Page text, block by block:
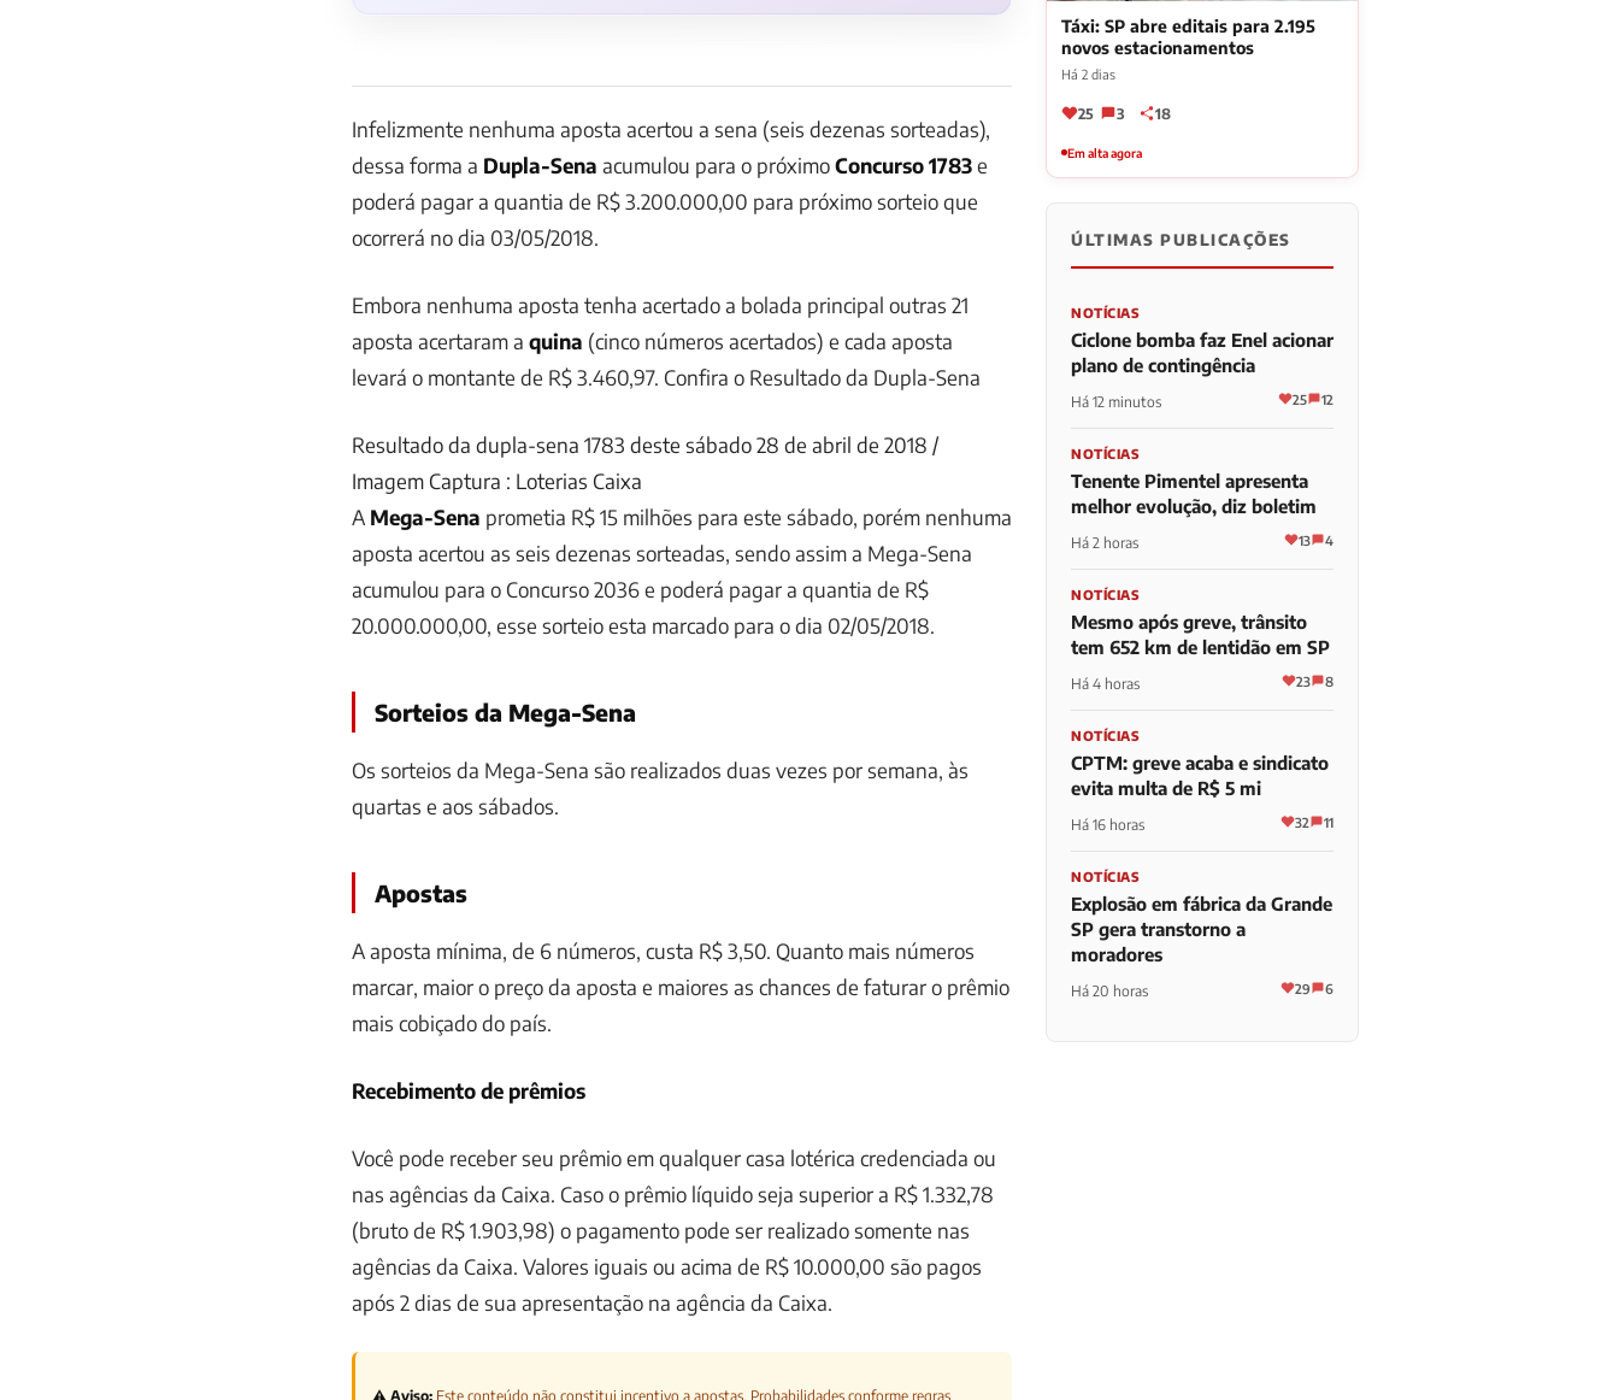
Infelizmente nenhuma aposta acertou a sena (seis dezenas sorteadas),
dessa forma a Dupla-Sena acumulou para o próximoConcurso 1783e
poderá pagar a quantia de R$ 3.200.000,00 para próximo sorteio que
ocorrerá no dia 03/05/2018.
Embora nenhuma aposta tenha acertado a bolada principal outras 21
aposta acertaram a quina (cinco números acertados) e cada aposta
levará o montante de R$ 3.460,97. Confira o Resultado da Dupla-Sena
Resultado da dupla-sena 1783 deste sábado 28 de abril de 2018 /
Imagem Captura : Loterias Caixa
A Mega-Sena prometia R$ 15 milhões para este sábado, porém nenhuma
aposta acertou as seis dezenas sorteadas, sendo assim a Mega-Sena
acumulou para o Concurso 2036 e poderá pagar a quantia de R$
20.000.000,00, esse sorteio esta marcado para o dia 02/05/2018.
Sorteios da Mega-Sena
Os sorteios da Mega-Sena são realizados duas vezes por semana, às
quartas e aos sábados.
Apostas
A aposta mínima, de 6 números, custa R$ 3,50. Quanto mais números
marcar, maior o preço da aposta e maiores as chances de faturar o prêmio
mais cobiçado do país.
Recebimento de prêmios
Você pode receber seu prêmio em qualquer casa lotérica credenciada ou
nas agências da Caixa. Caso o prêmio líquido seja superior a R$ 1.332,78
(bruto de R$ 1.903,98) o pagamento pode ser realizado somente nas
agências da Caixa. Valores iguais ou acima de R$ 10.000,00 são pagos
após 2 dias de sua apresentação na agência da Caixa.
⚠️ Aviso: Este conteúdo não constitui incentivo a apostas. Probabilidades conforme regras
Táxi: SP abre editais para 2.195
novos estacionamentos
Há 2 dias
25 3 18
Em alta agora
ÚLTIMAS PUBLICAÇÕES
NOTÍCIAS
Ciclone bomba faz Enel acionar
plano de contingência
Há 12 minutos 25 12
NOTÍCIAS
Tenente Pimentel apresenta
melhor evolução, diz boletim
Há 2 horas 13 4
NOTÍCIAS
Mesmo após greve, trânsito
tem 652 km de lentidão em SP
Há 4 horas 23 8
NOTÍCIAS
CPTM: greve acaba e sindicato
evita multa de R$ 5 mi
Há 16 horas 32 11
NOTÍCIAS
Explosão em fábrica da Grande
SP gera transtorno a
moradores
Há 20 horas 29 6